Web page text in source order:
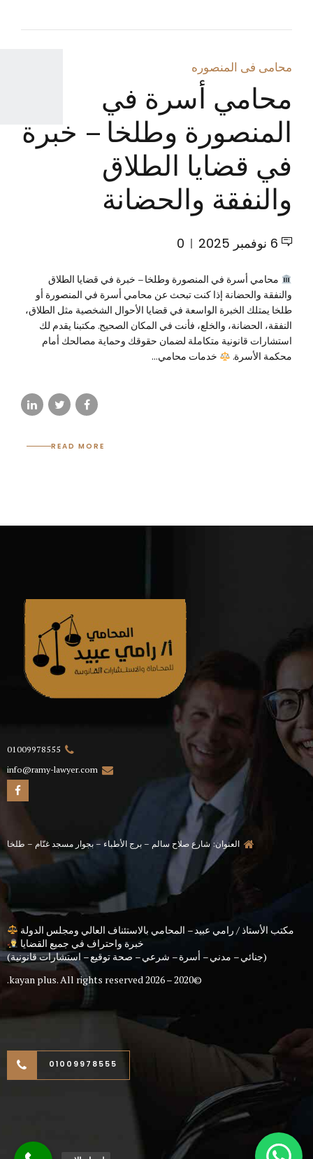
محامى فى المنصوره
محامي أسرة في
المنصورة وطلخا – خبرة
في قضايا الطلاق
والنفقة والحضانة
6 نوفمبر 2025 0
محامي أسرة في المنصورة وطلخا – خبرة في قضايا الطلاق
والنفقة والحضانة إذا كنت تبحث عن محامي أسرة في المنصورة أو
طلخا يمتلك الخبرة الواسعة في قضايا الأحوال الشخصية مثل الطلاق،
النفقة، الحضانة، والخلع، فأنت في المكان الصحيح. مكتبنا يقدم لك
استشارات قانونية متكاملة لضمان حقوقك وحماية مصالحك أمام
محكمة الأسرة.
خدمات محامي...
READ MORE
01009978555
info@ramy-lawyer.com
العنوان: شارع صلاح سالم – برج الأطباء – بجوار مسجد غنّام – طلخا
مكتب الأستاذ / رامي عبيد – المحامي بالاستئناف العالي ومجلس الدولة
خبرة واحتراف في جميع القضايا
(جنائي – مدني – أسرة – شرعي – صحة توقيع – استشارات قانونية)
©2020 – 2026
kayan plus. All rights reserved.
01009978555